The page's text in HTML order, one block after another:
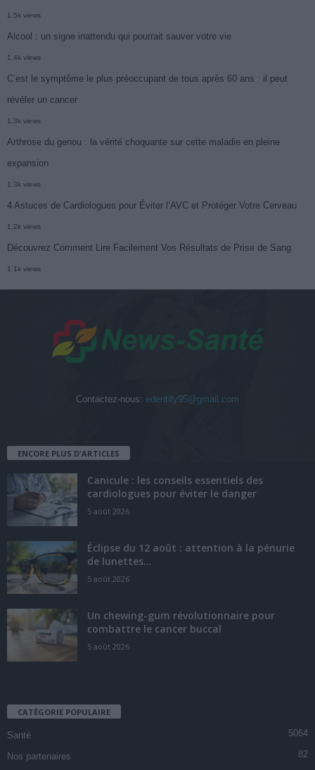
1.5k views
Alcool : un signe inattendu qui pourrait sauver votre vie
1.4k views
C’est le symptôme le plus préoccupant de tous après 60 ans : il peut
révéler un cancer
1.3k views
Arthrose du genou : la vérité choquante sur cette maladie en pleine
expansion
1.3k views
4 Astuces de Cardiologues pour Éviter l’AVC et Protéger Votre Cerveau
1.2k views
Découvrez Comment Lire Facilement Vos Résultats de Prise de Sang
1.1k views
Contactez-nous: edentify95@gmail.com
ENCORE PLUS D'ARTICLES
Canicule : les conseils essentiels des
cardiologues pour éviter le danger
5 août 2026
Éclipse du 12 août : attention à la pénurie
de lunettes...
5 août 2026
Un chewing-gum révolutionnaire pour
combattre le cancer buccal
5 août 2026
CATÉGORIE POPULAIRE
Santé 5064
Nos partenaires
82